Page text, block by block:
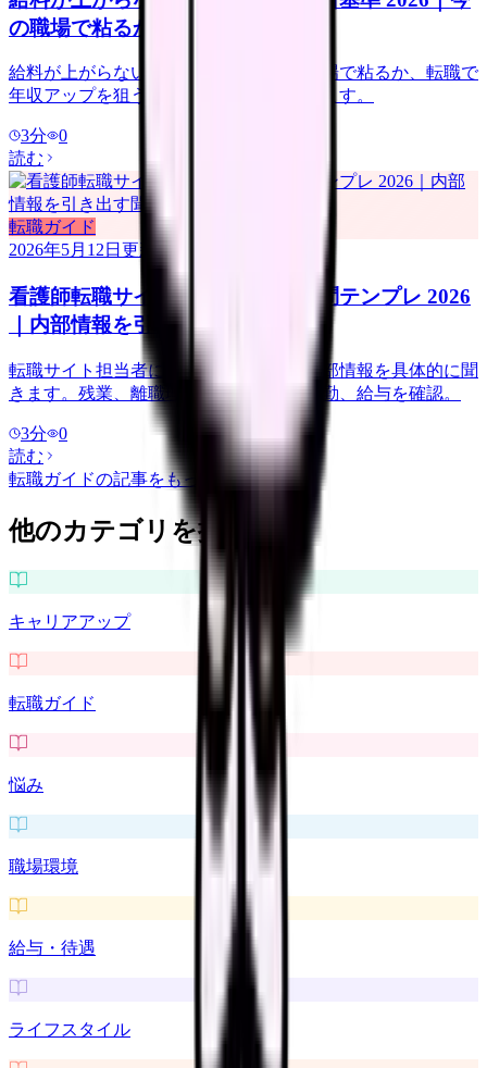
の職場で粘るか移るか
給料が上がらない看護師向けに、今の職場で粘るか、転職で
年収アップを狙うかの判断基準を整理します。
3分
0
読む
転職ガイド
2026年5月12日 更新
看護師転職サイト担当者に聞く質問テンプレ 2026
｜内部情報を引き出す聞き方
転職サイト担当者には、求人票にない内部情報を具体的に聞
きます。残業、離職理由、教育体制、夜勤、給与を確認。
3分
0
読む
転職ガイドの記事をもっと見る
他のカテゴリを探す
キャリアアップ
転職ガイド
悩み
職場環境
給与・待遇
ライフスタイル